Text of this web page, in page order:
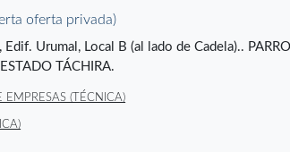
oferta privada)
Edif. Urumal, Local B (al lado de Cadela)..
TÁCHIRA.
(TÉCNICA)